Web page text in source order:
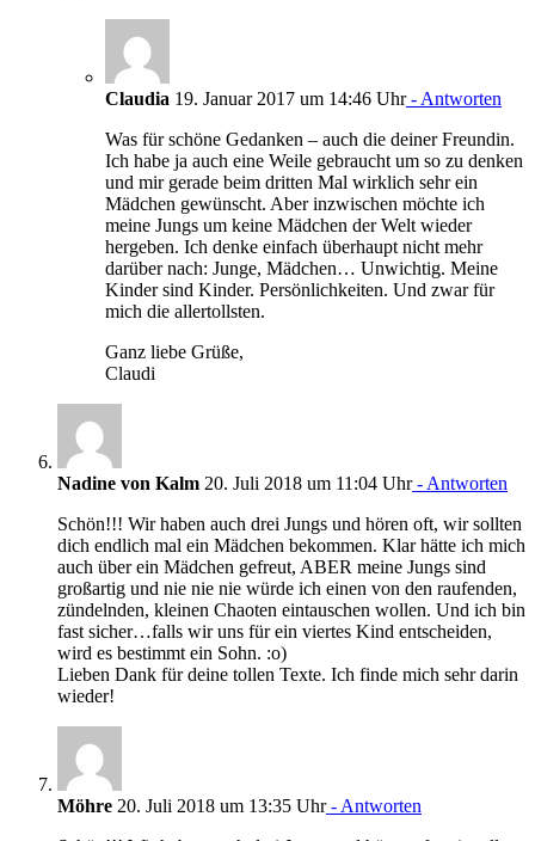
Claudia 19. Januar 2017 um 14:46 Uhr- Antworten
Was für schöne Gedanken – auch die deiner Freundin.
Ich habe ja auch eine Weile gebraucht um so zu denken
und mir gerade beim dritten Mal wirklich sehr ein
Mädchen gewünscht. Aber inzwischen möchte ich
meine Jungs um keine Mädchen der Welt wieder
hergeben. Ich denke einfach überhaupt nicht mehr
darüber nach: Junge, Mädchen… Unwichtig. Meine
Kinder sind Kinder. Persönlichkeiten. Und zwar für
mich die allertollsten.
Ganz liebe Grüße,
Claudi
Nadine von Kalm 20. Juli 2018 um 11:04 Uhr- Antworten
Schön!!! Wir haben auch drei Jungs und hören oft, wir sollten
dich endlich mal ein Mädchen bekommen. Klar hätte ich mich
auch über ein Mädchen gefreut, ABER meine Jungs sind
großartig und nie nie nie würde ich einen von den raufenden,
zündelnden, kleinen Chaoten eintauschen wollen. Und ich bin
fast sicher…falls wir uns für ein viertes Kind entscheiden,
wird es bestimmt ein Sohn. :o)
Lieben Dank für deine tollen Texte. Ich finde mich sehr darin
wieder!
Möhre 20. Juli 2018 um 13:35 Uhr- Antworten